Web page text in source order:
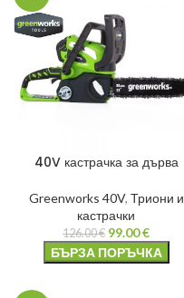
40V кастрачка за дърва
Greenworks 40V, Триони и
кастрачки
126.00€ 99.00€
БЪРЗА ПОРЪЧКА